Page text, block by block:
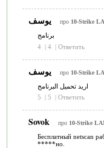
يوسف про 10-Strike
برنامج
4 | 4 | Ответить
يوسف про 10-Strike
اريد تحميل البرنامج
5
| 5 | Ответить
Sovok про 10-Strike
Бесплатный netscan
*****но.